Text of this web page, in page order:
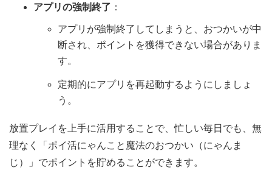
アプリの強制終了 ：
アプリが強制終了してしまうと、おつかいが中
断され、ポイントを獲得できない場合がありま
す。
定期的にアプリを再起動するようにしましょ
う。
放置プレイを上手に活用することで、忙しい毎日でも、無
理なく「ポイ活にゃんこと魔法のおつかい（にゃんま
じ）」でポイントを貯めることができます。